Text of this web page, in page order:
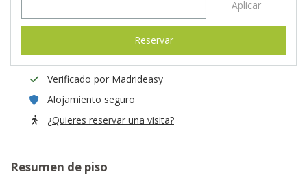
Aplicar
Reservar
Verificado por Madrideasy
Alojamiento seguro
¿Quieres reservar una visita?
Resumen de piso